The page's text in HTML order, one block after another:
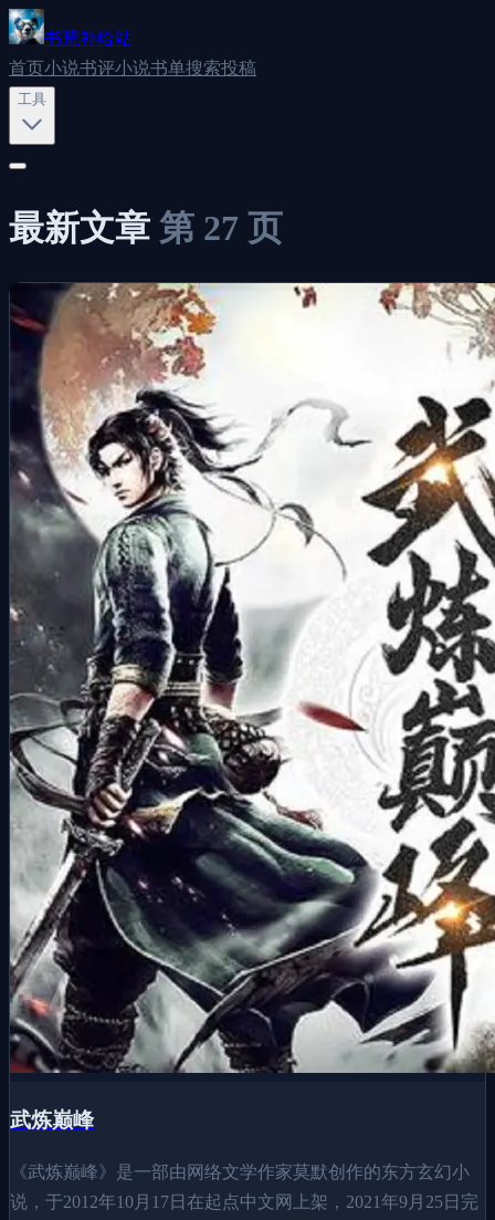
书荒补给站
首页小说书评小说书单搜索投稿
工具
最新文章 第 27 页
武炼巅峰
《武炼巅峰》是一部由网络文学作家莫默创作的东方玄幻小
说，于2012年10月17日在起点中文网上架，2021年9月25日完